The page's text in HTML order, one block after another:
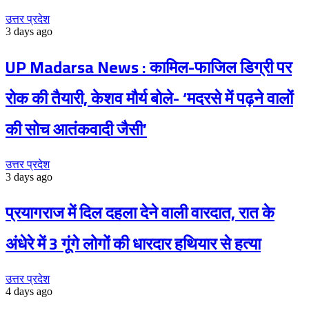
उत्तर प्रदेश
3 days ago
UP Madarsa News : कामिल-फाजिल डिग्री पर
रोक की तैयारी, केशव मौर्य बोले- ‘मदरसे में पढ़ने वालों
की सोच आतंकवादी जैसी’
उत्तर प्रदेश
3 days ago
प्रयागराज में दिल दहला देने वाली वारदात, रात के
अंधेरे में 3 गूंगे लोगों की धारदार हथियार से हत्या
उत्तर प्रदेश
4 days ago